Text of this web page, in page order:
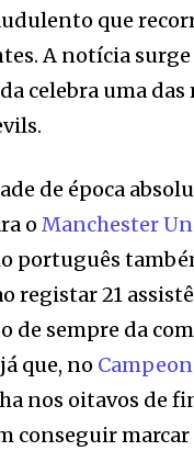
que
A notícia
celebra uma das
de época
oManchester
português
registar 21
de sempre da
que, no
nos oitavos de
conseguir